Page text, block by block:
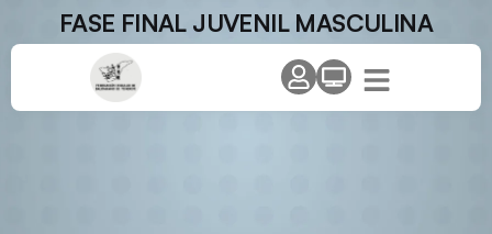
FASE FINAL JUVENIL MASCULINA